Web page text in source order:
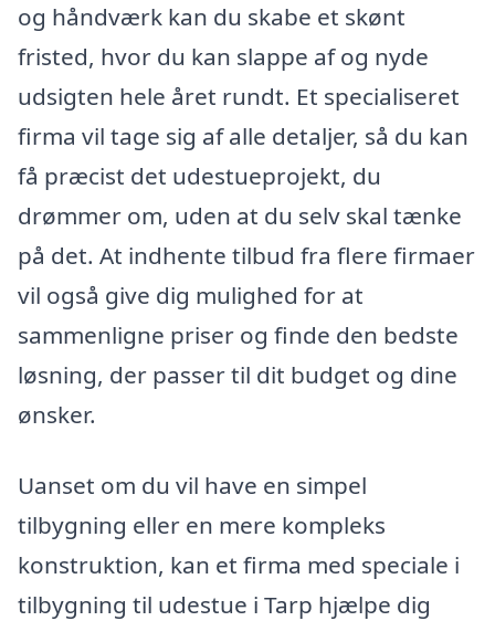
og håndværk kan du skabe et skønt
fristed, hvor du kan slappe af og nyde
udsigten hele året rundt. Et specialiseret
firma vil tage sig af alle detaljer, så du kan
få præcist det udestueprojekt, du
drømmer om, uden at du selv skal tænke
på det. At indhente tilbud fra flere firmaer
vil også give dig mulighed for at
sammenligne priser og finde den bedste
løsning, der passer til dit budget og dine
ønsker.
Uanset om du vil have en simpel
tilbygning eller en mere kompleks
konstruktion, kan et firma med speciale i
tilbygning til udestue i Tarp hjælpe dig